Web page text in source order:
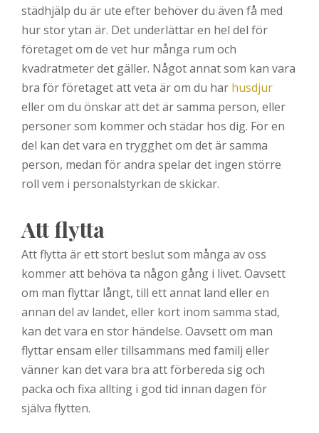
städhjälp du är ute efter behöver du även få med
hur stor ytan är. Det underlättar en hel del för
företaget om de vet hur många rum och
kvadratmeter det gäller. Något annat som kan vara
bra för företaget att veta är om du har husdjur
eller om du önskar att det är samma person, eller
personer som kommer och städar hos dig. För en
del kan det vara en trygghet om det är samma
person, medan för andra spelar det ingen större
roll vem i personalstyrkan de skickar.
Att flytta
Att flytta är ett stort beslut som många av oss
kommer att behöva ta någon gång i livet. Oavsett
om man flyttar långt, till ett annat land eller en
annan del av landet, eller kort inom samma stad,
kan det vara en stor händelse. Oavsett om man
flyttar ensam eller tillsammans med familj eller
vänner kan det vara bra att förbereda sig och
packa och fixa allting i god tid innan dagen för
själva flytten.